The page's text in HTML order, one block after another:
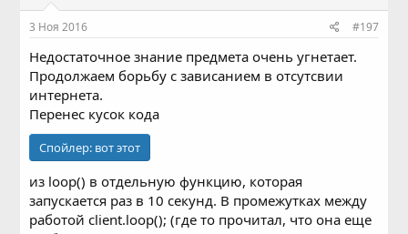
3 Ноя 2016 #197
Недостаточное знание предмета очень угнетает.
Продолжаем борьбу с зависанием в отсутсвии
интернета.
Перенес кусок кода
Спойлер: вот этот
из loop() в отдельную функцию, которая
запускается раз в 10 секунд. В промежутках между
работой client.loop(); (где то прочитал, что она еще